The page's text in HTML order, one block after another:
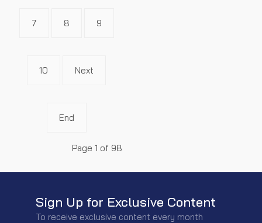
7 8 9
10 Next
End
Page 1 of 98
Sign Up for Exclusive Content
To receive exclusive content every month